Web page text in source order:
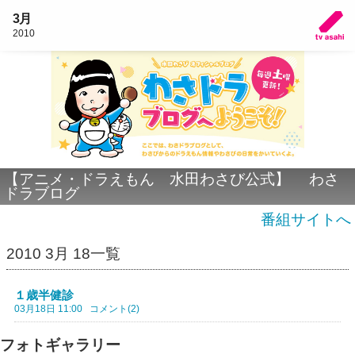
3月
2010
【アニメ・ドラえもん 水田わさび公式】 わさ
ドラブログ
番組サイトへ
2010 3月 18一覧
１歳半健診
03月18日 11:00 コメント(2)
フォトギャラリー